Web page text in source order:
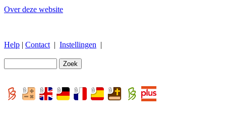
Over deze website
Help | Contact | Instellingen |